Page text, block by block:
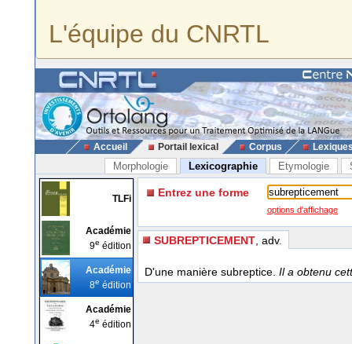
L'équipe du CNRTL
Accueil Portail lexical Corpus
Morphologie Lexicographie Etymologie
TLFi
Académie
9e édition
Académie
8e édition
Académie
4e édition
Entrez une forme
options d'affichage
SUBREPTICEMENT , adv.
D'une manière subreptice. Il a obtenu